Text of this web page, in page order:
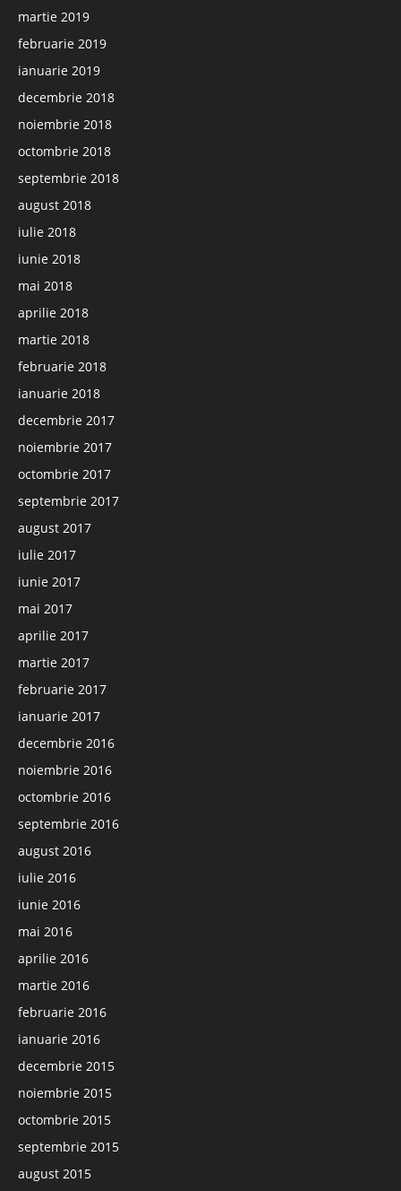
martie 2019
februarie 2019
ianuarie 2019
decembrie 2018
noiembrie 2018
octombrie 2018
septembrie 2018
august 2018
iulie 2018
iunie 2018
mai 2018
aprilie 2018
martie 2018
februarie 2018
ianuarie 2018
decembrie 2017
noiembrie 2017
octombrie 2017
septembrie 2017
august 2017
iulie 2017
iunie 2017
mai 2017
aprilie 2017
martie 2017
februarie 2017
ianuarie 2017
decembrie 2016
noiembrie 2016
octombrie 2016
septembrie 2016
august 2016
iulie 2016
iunie 2016
mai 2016
aprilie 2016
martie 2016
februarie 2016
ianuarie 2016
decembrie 2015
noiembrie 2015
octombrie 2015
septembrie 2015
august 2015